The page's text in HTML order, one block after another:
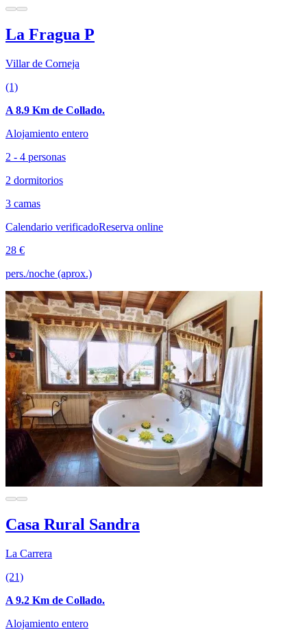
La Fragua P
Villar de Corneja
(1)
A 8.9 Km de Collado.
Alojamiento entero
2 - 4 personas
2 dormitorios
3 camas
Calendario verificadoReserva online
28 €
pers./noche (aprox.)
Casa Rural Sandra
La Carrera
(21)
A 9.2 Km de Collado.
Alojamiento entero